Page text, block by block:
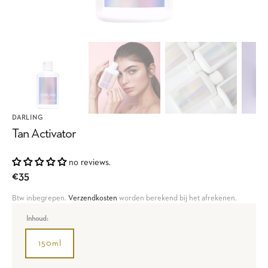
DARLING
Tan Activator
no reviews.
Regular
price
€35
Btw inbegrepen. Verzendkosten worden berekend bij het afrekenen.
Inhoud:
150mlVariant